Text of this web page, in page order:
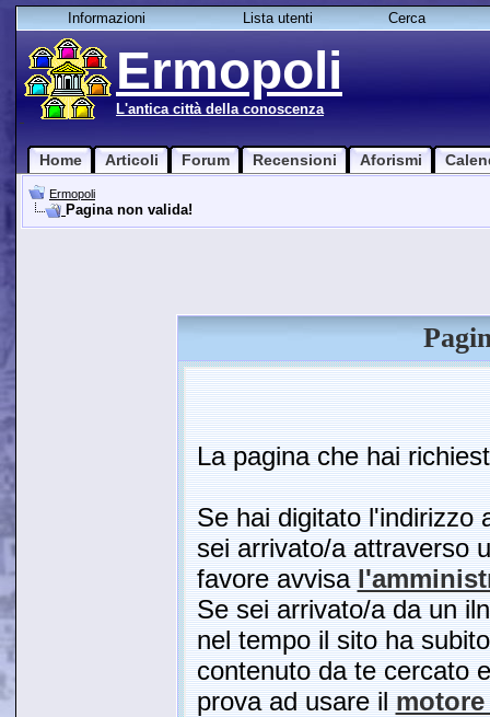
Informazioni Lista utenti Cerca
Ermopoli
L'antica città della conoscenza
Home Articoli Forum Recensioni Aforismi
Ermopoli
Pagina non valida!
La pagina che hai
Se hai digitato l'indirizzo
sei arrivato/a attraverso
favore avvisa
Se sei arrivato/a da un
nel tempo il sito ha
contenuto da te cercato
prova ad usare il